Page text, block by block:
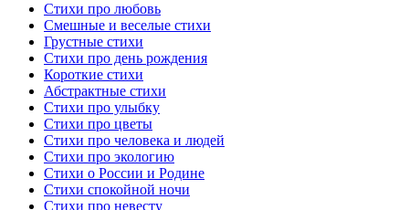
Стихи про любовь
Смешные и веселые стихи
Грустные стихи
Стихи про день рождения
Короткие стихи
Абстрактные стихи
Стихи про улыбку
Стихи про цветы
Стихи про человека и людей
Стихи про экологию
Стихи о России и Родине
Стихи спокойной ночи
Стихи про невесту